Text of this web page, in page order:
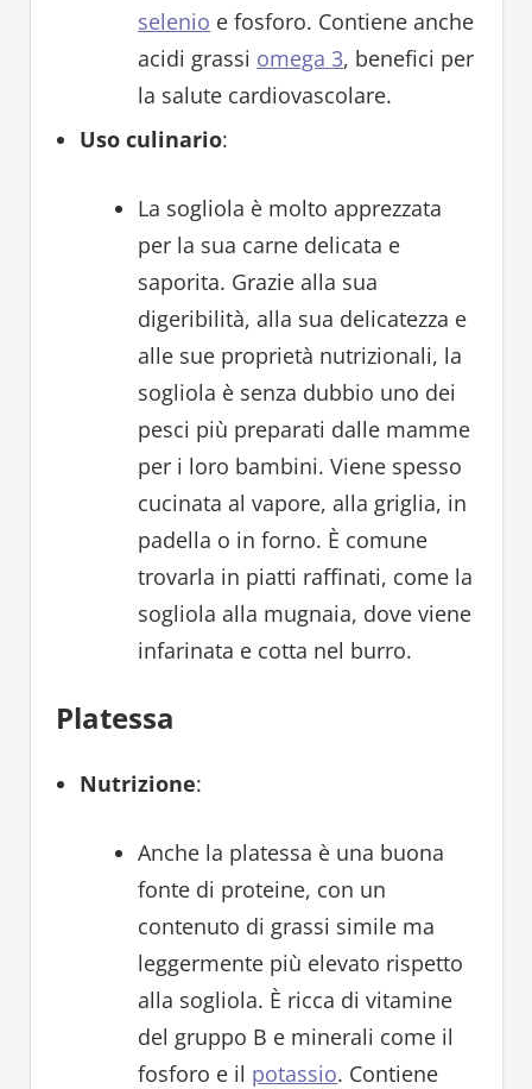
selenio e fosforo. Contiene anche
acidi grassi omega 3, benefici per
la salute cardiovascolare.
Uso culinario:
La sogliola è molto apprezzata
per la sua carne delicata e
saporita. Grazie alla sua
digeribilità, alla sua delicatezza e
alle sue proprietà nutrizionali, la
sogliola è senza dubbio uno dei
pesci più preparati dalle mamme
per i loro bambini. Viene spesso
cucinata al vapore, alla griglia, in
padella o in forno. È comune
trovarla in piatti raffinati, come la
sogliola alla mugnaia, dove viene
infarinata e cotta nel burro.
Platessa
Nutrizione:
Anche la platessa è una buona
fonte di proteine, con un
contenuto di grassi simile ma
leggermente più elevato rispetto
alla sogliola. È ricca di vitamine
del gruppo B e minerali come il
fosforo e il potassio. Contiene